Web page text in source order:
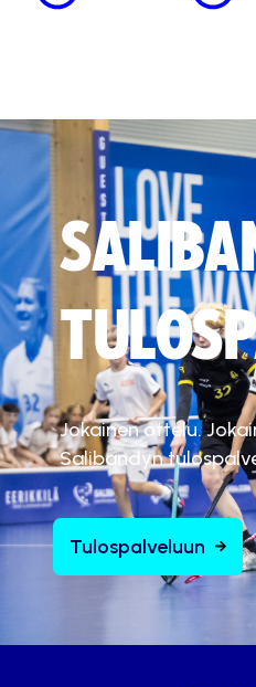
Jokainen ottelu.
Salibandyn
Tulospalveluun